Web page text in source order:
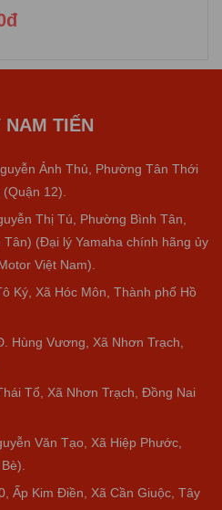
lái xe thử tại cửa hàng xe máy
lái xe thử tại cửa hàng xe máy
TIẾN
Ảnh Thủ, Phường Tân Thới
12).
Thị Tú, Phường Bình Tân,
(Đại lý Yamaha chính hãng ủy
Việt Nam).
Ký, Xã Hóc Môn, Thành phố Hồ
Hùng Vương, Xã Nhơn Trạch,
Tổ, Xã Nhơn Trạch, Đồng Nai
Văn Tạo, Xã Hiệp Phước,
Ấp Kim Điền, Xã Cần Giuộc, Tây